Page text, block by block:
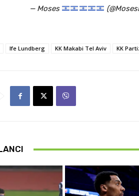
— Moses
Ife Lundberg KK Makabi Tel Aviv KK